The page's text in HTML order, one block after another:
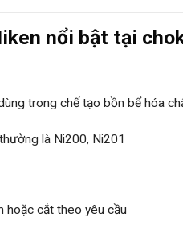
nổi bật tại
trong chế tạo bồn bể hóa
là Ni200, Ni201
cắt theo yêu cầu